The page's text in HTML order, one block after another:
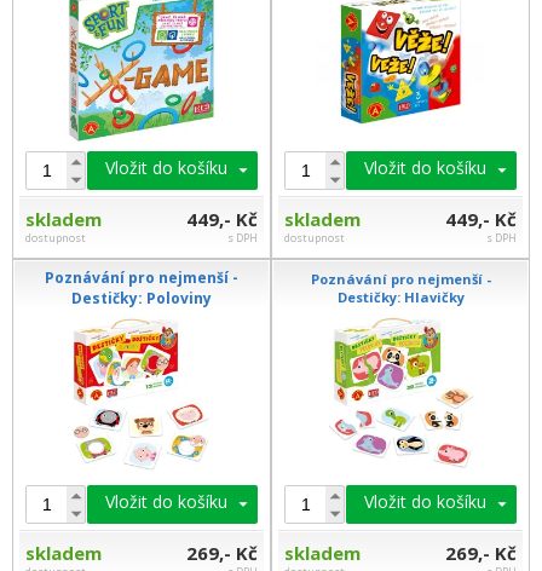
Vložit do košíku
skladem
dostupnost
449,- Kč
s DPH
Vložit do košíku
skladem
dostupnost
449,- Kč
s DPH
Poznávání pro nejmenší -
Destičky: Poloviny
Vložit do košíku
skladem 269,- Kč
Poznávání pro nejmenší -
Destičky: Hlavičky
Vložit do košíku
skladem 269,- Kč